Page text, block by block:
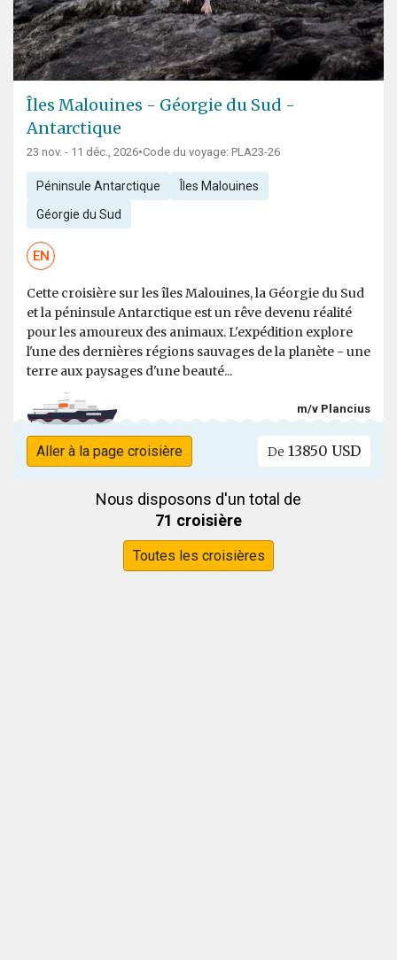
Îles Malouines - Géorgie du Sud -
Antarctique
23 nov. - 11 déc., 2026•Code du voyage: PLA23-26
Péninsule Antarctique Îles Malouines
Géorgie du Sud
EN
Cette croisière sur les îles Malouines, la Géorgie du Sud
et la péninsule Antarctique est un rêve devenu réalité
pour les amoureux des animaux. L'expédition explore
l'une des dernières régions sauvages de la planète - une
terre aux paysages d'une beauté...
m/v Plancius
Aller à la page croisière De 13850 USD
Nous disposons d'un total de
71 croisière
Toutes les croisières